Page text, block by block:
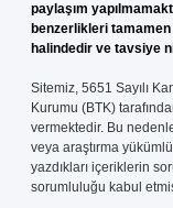
paylaşım
benzerlikleri
halindedir ve tavsiye
Sitemiz, 5651 Sayılı
Kurumu (BTK)
vermektedir. Bu
veya araştırma
yazdıkları içeriklerin
sorumluluğu kabul